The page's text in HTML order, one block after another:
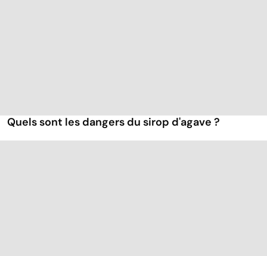
Quels sont les dangers du sirop d'agave ?